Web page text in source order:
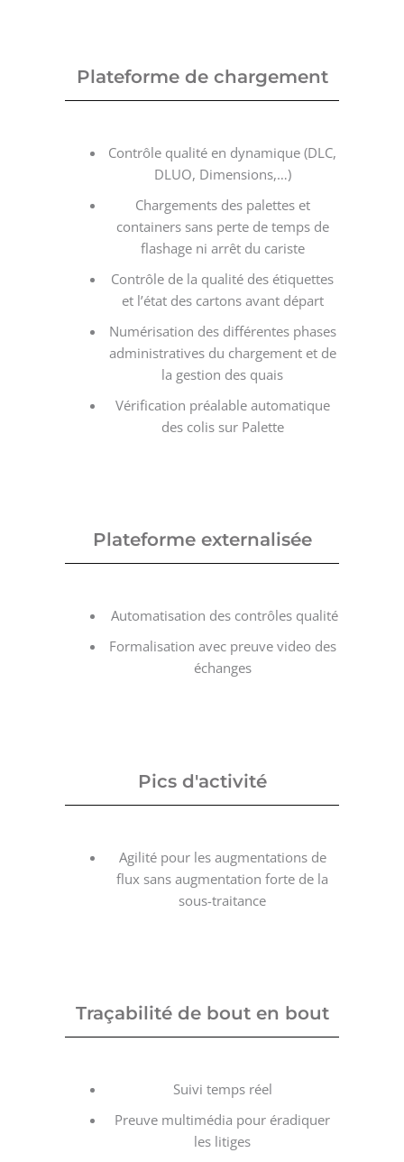
Plateforme de chargement
Contrôle qualité en dynamique (DLC,
DLUO, Dimensions,…)
Chargements des palettes et
containers sans perte de temps de
flashage ni arrêt du cariste
Contrôle de la qualité des étiquettes
et l’état des cartons avant départ
Numérisation des différentes phases
administratives du chargement et de
la gestion des quais
Vérification préalable automatique
des colis sur Palette
Plateforme externalisée
Automatisation des contrôles qualité
Formalisation avec preuve video des
échanges
Pics d'activité
Agilité pour les augmentations de
flux sans augmentation forte de la
sous-traitance
Traçabilité de bout en bout
Suivi temps réel
Preuve multimédia pour éradiquer
les litiges